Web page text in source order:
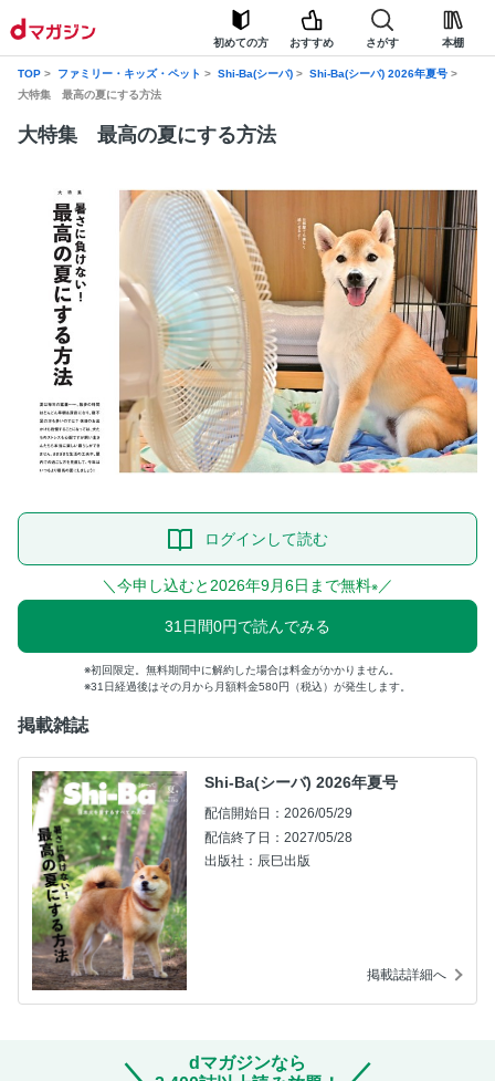
初めての方 おすすめ さがす 本棚
TOP ファミリー・キッズ・ペット Shi-Ba(シーバ)
Shi-Ba(シーバ) 2026年夏号
大特集 最高の夏にする方法
大特集 最高の夏にする方法
ログインして読む
＼今申し込むと2026年9月6日まで無料※ ／
31日間0円で読んでみる
初回限定。無料期間中に解約した場合は料金がかかりません。
31日経過後はその月から月額料金580円（税込）が発生します。
掲載雑誌
Shi-Ba(シーバ) 2026年夏号
配信開始日：2026/05/29
配信終了日：2027/05/28
出版社：辰巳出版
掲載誌詳細へ
dマガジンなら